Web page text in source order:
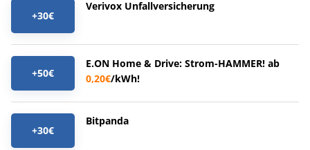
+30€
Verivox Unfallversicherung
+50€
E.ON Home & Drive: Strom-HAMMER! ab
0,20€/kWh!
+30€
Bitpanda